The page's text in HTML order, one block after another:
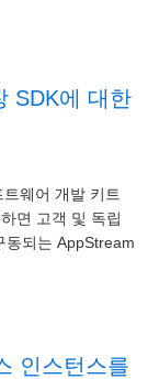
SDK에 대한
웨어 개발 키트
면 고객 및 독립
동되는 AppStream
인스턴스를